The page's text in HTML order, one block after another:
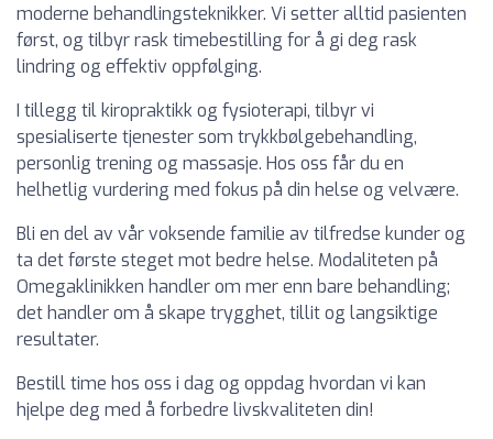
moderne behandlingsteknikker. Vi setter alltid pasienten
først, og tilbyr rask timebestilling for å gi deg rask
lindring og effektiv oppfølging.
I tillegg til kiropraktikk og fysioterapi, tilbyr vi
spesialiserte tjenester som trykkbølgebehandling,
personlig trening og massasje. Hos oss får du en
helhetlig vurdering med fokus på din helse og velvære.
Bli en del av vår voksende familie av tilfredse kunder og
ta det første steget mot bedre helse. Modaliteten på
Omegaklinikken handler om mer enn bare behandling;
det handler om å skape trygghet, tillit og langsiktige
resultater.
Bestill time hos oss i dag og oppdag hvordan vi kan
hjelpe deg med å forbedre livskvaliteten din!